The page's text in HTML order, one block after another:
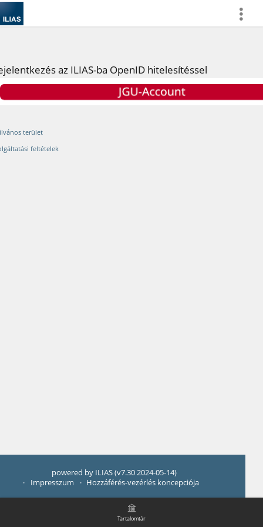
more
Tartalomtár
az ILIAS-ba OpenID hitelesítéssel
terület
feltételek
powered by ILIAS (v7.30 2024-05-14)
Impresszum
Hozzáférés-vezérlés koncepciója